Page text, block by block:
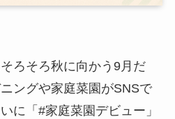
ろそろ秋に向かう9月だ
ングや家庭菜園がSNSで
に「#家庭菜園デビュー」